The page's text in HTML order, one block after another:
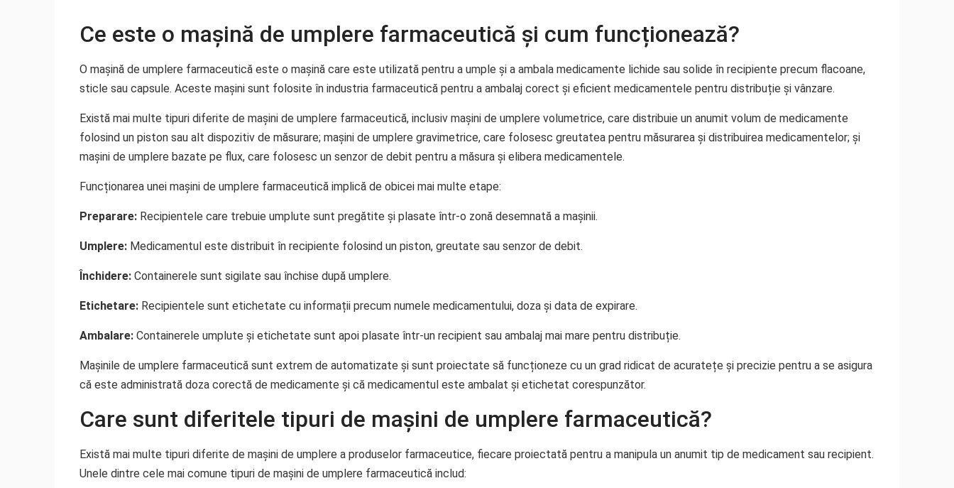
Ce este o mașină de umplere farmaceutică și cum funcționează?
O mașină de umplere farmaceutică este o mașină care este utilizată pentru a umple și a ambala medicamente lichide sau solide în recipiente precum flacoane,
sticle sau capsule. Aceste mașini sunt folosite în industria farmaceutică pentru a ambalaj corect și eficient medicamentele pentru distribuție și vânzare.
Există mai multe tipuri diferite de mașini de umplere farmaceutică, inclusiv mașini de umplere volumetrice, care distribuie un anumit volum de medicamente
folosind un piston sau alt dispozitiv de măsurare; mașini de umplere gravimetrice, care folosesc greutatea pentru măsurarea și distribuirea medicamentelor; și
mașini de umplere bazate pe flux, care folosesc un senzor de debit pentru a măsura și elibera medicamentele.
Funcționarea unei mașini de umplere farmaceutică implică de obicei mai multe etape:
Preparare: Recipientele care trebuie umplute sunt pregătite și plasate într-o zonă desemnată a mașinii.
Umplere: Medicamentul este distribuit în recipiente folosind un piston, greutate sau senzor de debit.
Închidere: Containerele sunt sigilate sau închise după umplere.
Etichetare: Recipientele sunt etichetate cu informații precum numele medicamentului, doza și data de expirare.
Ambalare: Containerele umplute și etichetate sunt apoi plasate într-un recipient sau ambalaj mai mare pentru distribuție.
Mașinile de umplere farmaceutică sunt extrem de automatizate și sunt proiectate să funcționeze cu un grad ridicat de acuratețe și precizie pentru a se asigura
că este administrată doza corectă de medicamente și că medicamentul este ambalat și etichetat corespunzător.
Care sunt diferitele tipuri de mașini de umplere farmaceutică?
Există mai multe tipuri diferite de mașini de umplere a produselor farmaceutice, fiecare proiectată pentru a manipula un anumit tip de medicament sau recipient.
Unele dintre cele mai comune tipuri de mașini de umplere farmaceutică includ: